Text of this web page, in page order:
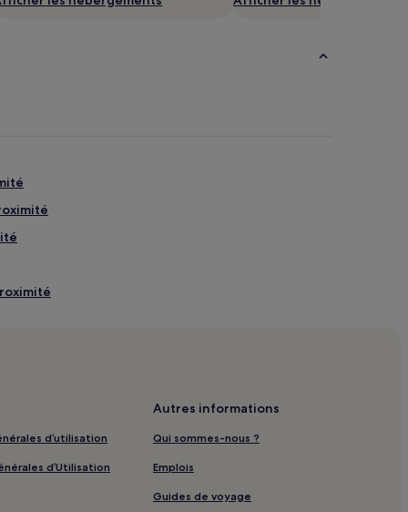
d’utilisation
d’Utilisation
Autres informations
Qui sommes-nous ?
Emplois
Guides de voyage